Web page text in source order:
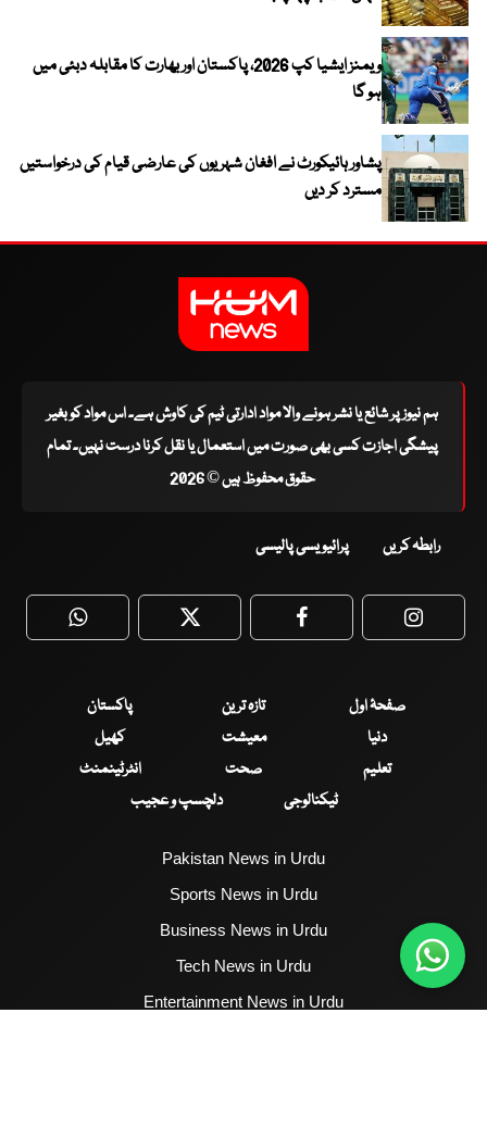
ویمنز ایشیا کپ 2026، پاکستان اور بھارت کا مقابلہ دبئی میں
ہو گا
پشاور ہائیکورٹ نے افغان شہریوں کی عارضی قیام کی درخواستیں
مسترد کر دیں
ہم نیوز پر شائع یا نشر ہونے والا مواد ادارتی ٹیم کی کاوش ہے۔ اس مواد کو بغیر
پیشگی اجازت کسی بھی صورت میں استعمال یا نقل کرنا درست نہیں۔ تمام
حقوق محفوظ ہیں © 2026
رابطہ کریں پرائیویسی پالیسی
WhatsApp Twitter Facebook
صفحۂ اول تازہ ترین
پاکستان
دنیا
معیشت
کھیل
تعلیم
صحت
انٹرٹینمنٹ
ٹیکنالوجی
دلچسپ و عجیب
Pakistan News in Urdu
Sports News in Urdu
Business News in Urdu
Tech News in Urdu
Entertainment News in Urdu